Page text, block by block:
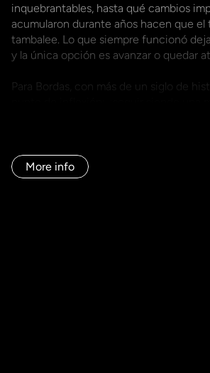
inquebrantables, hasta qué cambios
acumularon durante años hacen que el
tambalee. Lo que siempre funcionó
y la única opción es avanzar o quedar
Para Bordas, con más de un siglo de
—se convirtiera en una ventaja real en
inminentemente más competitivo.
More info